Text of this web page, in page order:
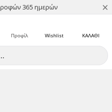
365 ημερών
5 ×
ΚΑΛΑΘΙ
Wishlist
Προφίλ